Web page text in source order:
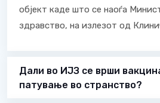
објект каде што се наоѓа
здравство, на излезот од
Дали во ИЈЗ се врши
патување во странство?